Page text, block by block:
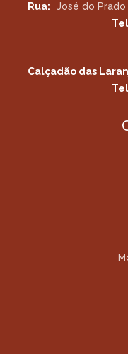
Rua:
José do Prado
Calçadão das